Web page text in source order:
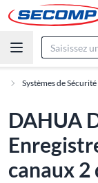
Systèmes de Sécurité
DAHUA
canaux 2